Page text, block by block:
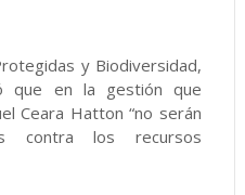
y Biodiversidad,
que en la gestión que
Ceara Hatton “no serán
contra los recursos